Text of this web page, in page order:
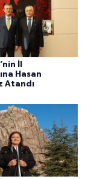
İl
Hasan
Atandı